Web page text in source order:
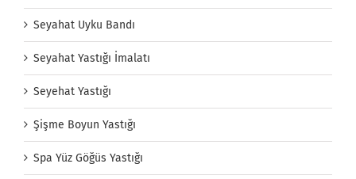
Seyahat Uyku Bandı
Seyahat Yastığı İmalatı
Seyehat Yastığı
Şişme Boyun Yastığı
Spa Yüz Göğüs Yastığı